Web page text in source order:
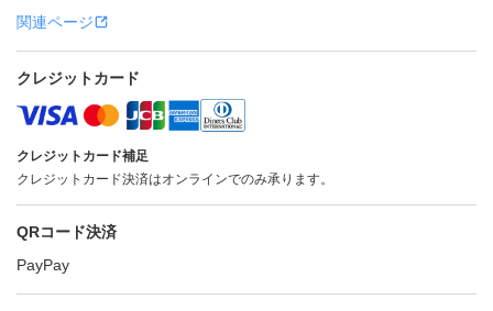
関連ページ
クレジットカード
クレジットカード補足
クレジットカード決済はオンラインでのみ承ります。
QRコード決済
PayPay